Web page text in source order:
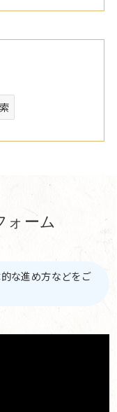
ォーム
な進め方などをご